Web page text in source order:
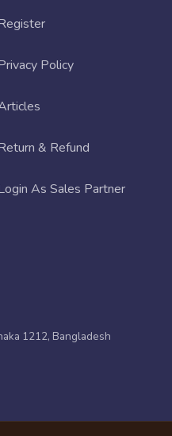
Policy
& Refund
As Sales Partner
1212, Bangladesh